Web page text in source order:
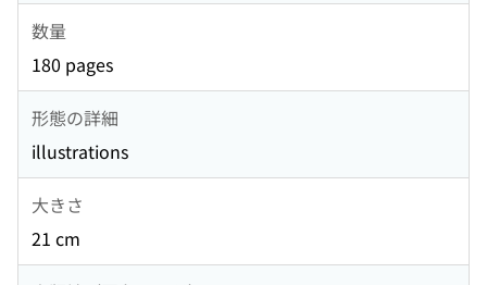
数量
180 pages
形態の詳細
illustrations
大きさ
21 cm